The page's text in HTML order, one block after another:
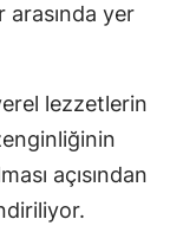
arasında yer
lezzetlerin
açısından